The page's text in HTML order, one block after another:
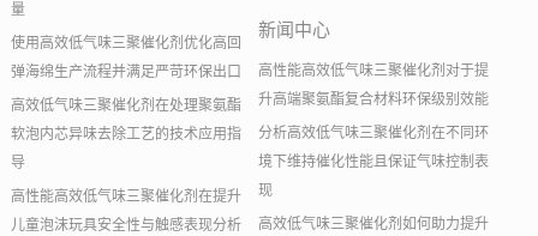
量
使用高效低气味三聚催化剂优化高回
弹海绵生产流程并满足严苛环保出口
高效低气味三聚催化剂在处理聚氨酯
软泡内芯异味去除工艺的技术应用指
导
高性能高效低气味三聚催化剂在提升
儿童泡沫玩具安全性与触感表现分析
新闻中心
高性能高效低气味三聚催化剂对于提
升高端聚氨酯复合材料环保级别效能
分析高效低气味三聚催化剂在不同环
境下维持催化性能且保证气味控制表
现
高效低气味三聚催化剂如何助力提升